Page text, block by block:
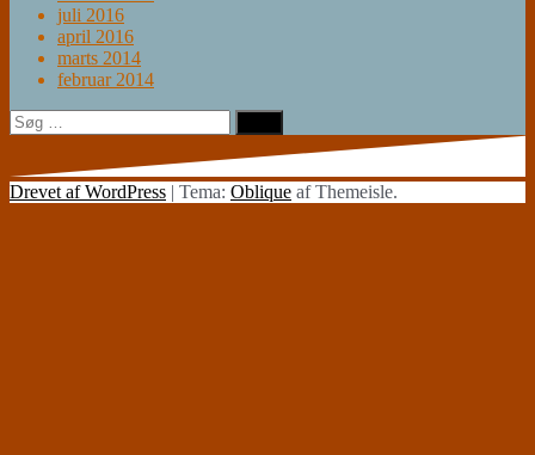
juli 2016
april 2016
marts 2014
februar 2014
Søg
efter:
Drevet af WordPress | Tema: Oblique af Themeisle.